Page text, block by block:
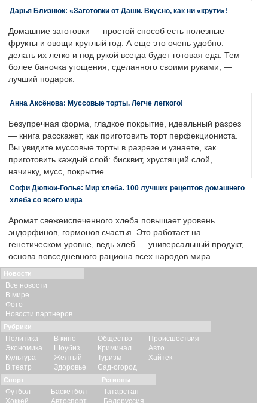
Дарья Близнюк: «Заготовки от Даши. Вкусно, как ни «крути»!
Домашние заготовки — простой способ есть полезные
фрукты и овощи круглый год. А еще это очень удобно:
делать их легко и под рукой всегда будет готовая еда. Тем
более баночка угощения, сделанного своими руками, —
лучший подарок.
Анна Аксёнова: Муссовые торты. Легче легкого!
Безупречная форма, гладкое покрытие, идеальный разрез
— книга расскажет, как приготовить торт перфекциониста.
Вы увидите муссовые торты в разрезе и узнаете, как
приготовить каждый слой: бисквит, хрустящий слой,
начинку, мусс, покрытие.
Софи Дюпюи-Голье: Мир хлеба. 100 лучших рецептов домашнего
хлеба со всего мира
Аромат свежеиспеченного хлеба повышает уровень
эндорфинов, гормонов счастья. Это работает на
генетическом уровне, ведь хлеб — универсальный продукт,
основа повседневного рациона всех народов мира.
Новости
Все новости
В мире
Фото
Новости партнеров
Рубрики
Политика
Экономика
Культура
В театр
В кино
Шоубиз
Желтый
Здоровье
Общество
Криминал
Туризм
Сад-огород
Происшествия
Авто
Хайтек
Спорт
Футбол
Баскетбол
Регионы
Татарстан